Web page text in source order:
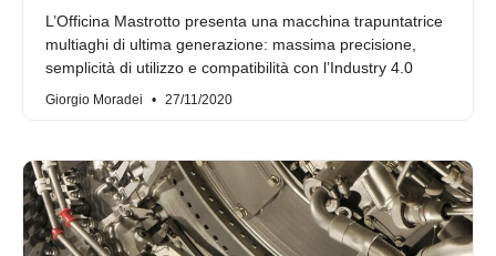
L’Officina Mastrotto presenta una macchina trapuntatrice
multiaghi di ultima generazione: massima precisione,
semplicità di utilizzo e compatibilità con l’Industry 4.0
Giorgio Moradei 27/11/2020